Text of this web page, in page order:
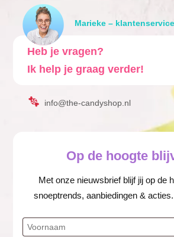
Marieke – klantenservice
Heb je vragen?
Ik help je graag verder!
info@the-candyshop.nl
Op de hoogte
Met onze nieuwsbrief blijf jij op de
snoeptrends, aanbiedingen &